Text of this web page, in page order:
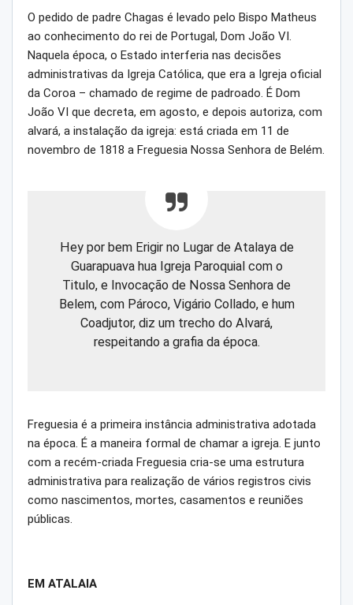
O pedido de padre Chagas é levado pelo Bispo Matheus
ao conhecimento do rei de Portugal, Dom João VI.
Naquela época, o Estado interferia nas decisões
administrativas da Igreja Católica, que era a Igreja oficial
da Coroa – chamado de regime de padroado. É Dom
João VI que decreta, em agosto, e depois autoriza, com
alvará, a instalação da igreja: está criada em 11 de
novembro de 1818 a Freguesia Nossa Senhora de Belém.
Hey por bem Erigir no Lugar de Atalaya de
Guarapuava hua Igreja Paroquial com o
Titulo, e Invocação de Nossa Senhora de
Belem, com Pároco, Vigário Collado, e hum
Coadjutor, diz um trecho do Alvará,
respeitando a grafia da época.
Freguesia é a primeira instância administrativa adotada
na época. É a maneira formal de chamar a igreja. E junto
com a recém-criada Freguesia cria-se uma estrutura
administrativa para realização de vários registros civis
como nascimentos, mortes, casamentos e reuniões
públicas.
EM ATALAIA